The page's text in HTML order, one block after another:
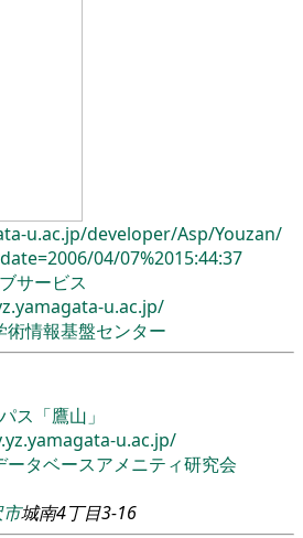
u.ac.jp/developer/Asp/Youzan/
04/07%2015:44:37
サービス
u.ac.jp/
術情報基盤センター
ス「鷹山」
u.ac.jp/
ータベースアメニティ研究会
城南4丁目3-16